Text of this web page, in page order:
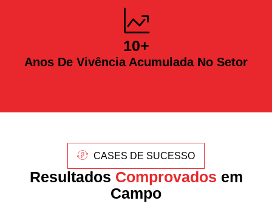
Anos De Vivência Acumulada No Setor
10+
CASES DE SUCESSO
Resultados Comprovados em
Campo